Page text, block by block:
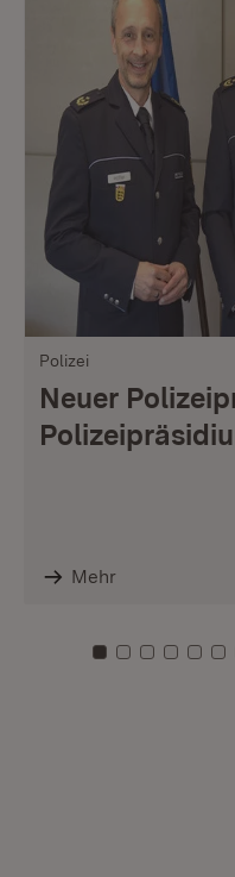
Polizei
Neuer
Mehr
Zu Kachel: 0
Zu Kachel:
ZuZuZu